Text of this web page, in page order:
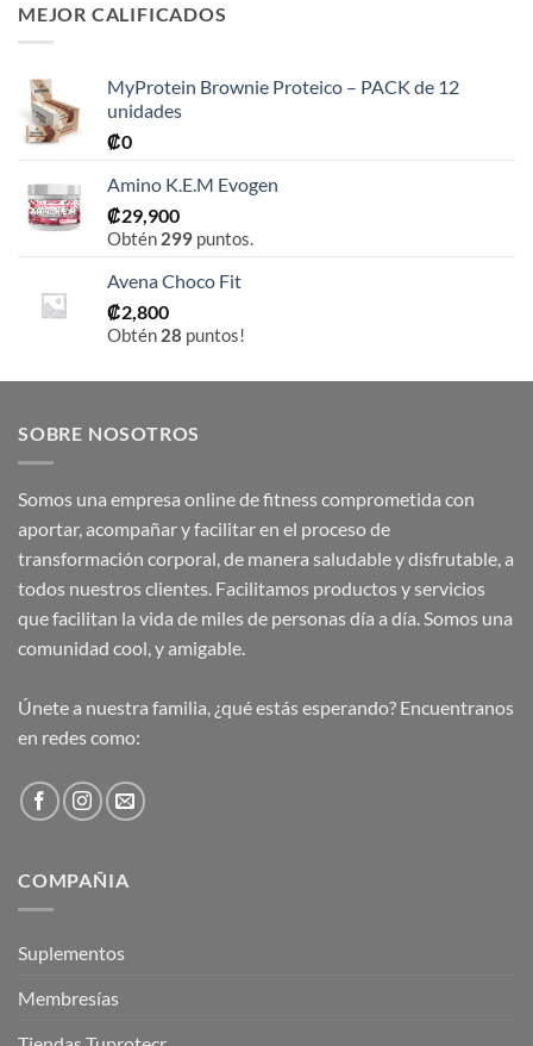
MEJOR CALIFICADOS
MyProtein Brownie Proteico – PACK de 12
unidades
₡0
Amino K.E.M Evogen
₡29,900
Obtén 299 puntos.
Avena Choco Fit
₡2,800
Obtén 28 puntos!
SOBRE NOSOTROS
Somos una empresa online de fitness comprometida con
aportar, acompañar y facilitar en el proceso de
transformación corporal, de manera saludable y disfrutable, a
todos nuestros clientes. Facilitamos productos y servicios
que facilitan la vida de miles de personas día a día. Somos una
comunidad cool, y amigable.
Únete a nuestra familia, ¿qué estás esperando? Encuentranos
en redes como:
COMPAÑIA
Suplementos
Membresías